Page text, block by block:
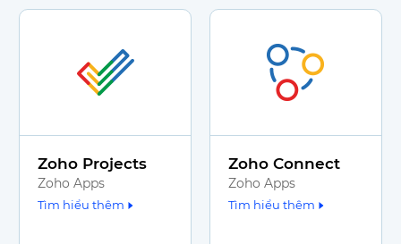
Zoho Projects
Zoho Apps
Tìm hiểu thêm
Zoho Connect
Zoho Apps
Tìm hiểu thêm